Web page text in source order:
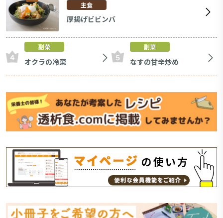
主食
厚揚げビビンバ
副菜
オクラの冷菜
副菜
なすの甘辛炒め